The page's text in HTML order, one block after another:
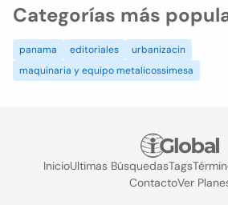
Categorías más
panama editoriales
urbanizacin
maquinaria y equipo metalicossimesa
InicioUltimas BúsquedasTags
ContactoVer